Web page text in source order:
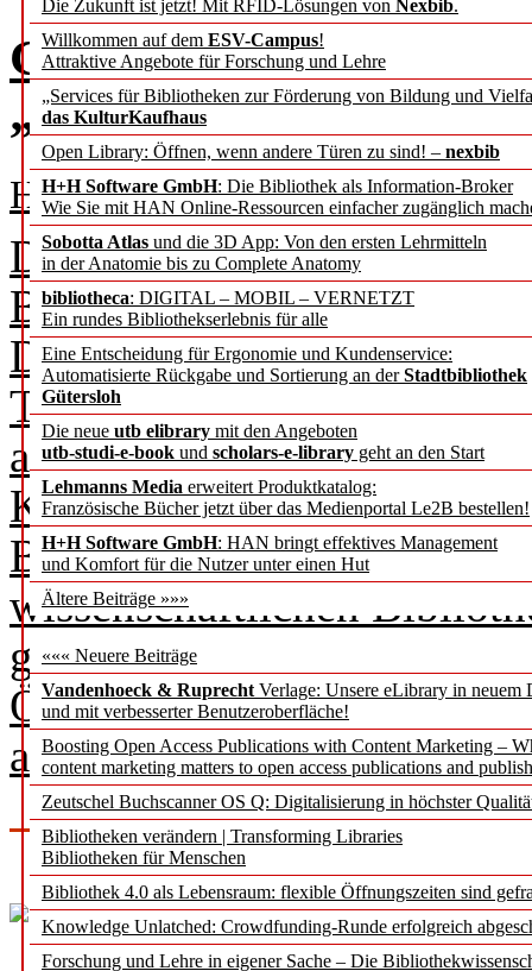
Die Zukunft ist jetzt! Mit RFID-Lösungen von Nexbib.
Willkommen auf dem ESV-Campus!
Attraktive Angebote für Forschung und Lehre
„Services für Bibliotheken zur Förderung von Bildung und
das KulturKaufhaus
Open Library: Öffnen, wenn andere Türen zu sind! – nexbib
H+H Software GmbH: Die Bibliothek als Information-Broker
Wie Sie mit HAN Online-Ressourcen einfacher zugänglich
Sobotta Atlas und die 3D App: Von den ersten Lehrmitteln
in der Anatomie bis zu Complete Anatomy
bibliotheca: DIGITAL – MOBIL – VERNETZT
Ein rundes Bibliothekserlebnis für alle
Eine Entscheidung für Ergonomie und Kundenservice:
Automatisierte Rückgabe und Sortierung an derStadtbibliothek
Gütersloh
Die neue utb elibrary mit den Angeboten
utb-studi-e-book und scholars-e-library geht an den Start
Lehmanns Media erweitert Produktkatalog:
Französische Bücher jetzt über das Medienportal Le2B bestellen!
H+H Software GmbH: HAN bringt effektives Management
und Komfort für die Nutzer unter einen Hut
Ältere Beiträge »»»
««« Neuere Beiträge
Vandenhoeck & Ruprecht Verlage: Unsere eLibrary in neuem
und mit verbesserter Benutzeroberfläche!
Boosting Open Access Publications with Content Marketing –
content marketing matters to open access publications and
Zeutschel Buchscanner OS Q: Digitalisierung in höchster
Bibliotheken verändern | Transforming Libraries
Bibliotheken für Menschen
Bibliothek 4.0 als Lebensraum: flexible Öffnungszeiten sind
Knowledge Unlatched: Crowdfunding-Runde erfolgreich
Forschung und Lehre in eigener Sache – Die
Gleich drei
„Bibliothek des Jahres
Helga Bergmann
Die
Berlin und der Universität
Deutschen
Telekom Stiftung als
ausgezeichnet. „Bibliothek
Kommunen und Regionen
Bibliothek Güstrow.
wissenschaftlichen
gemeinsame
Öffentlichen Bibliothek in
aussieht.